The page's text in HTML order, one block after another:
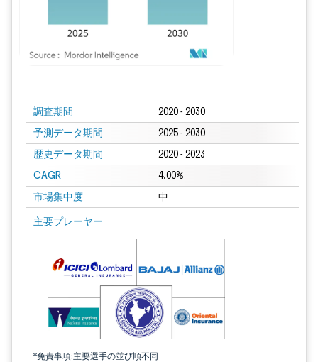
調査期間 2020 - 2030
予測データ期間 2025 - 2030
歴史データ期間 2020 - 2023
CAGR 4.00%
市場集中度 中
主要プレーヤー
*免責事項:主要選手の並び順不同